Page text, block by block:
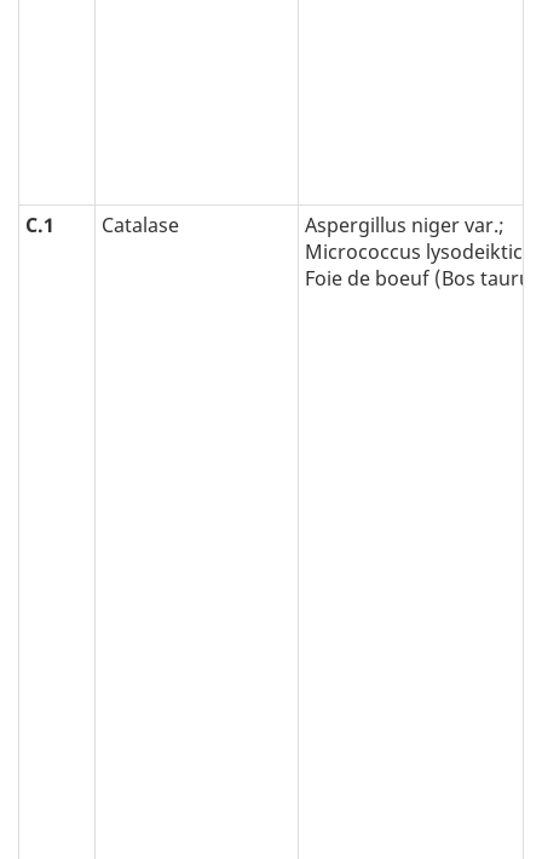
C.1 Catalase
Aspergillus niger var.;
Micrococcus
Foie de boeuf (Bos